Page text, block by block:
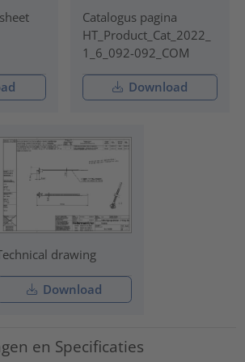
Catalogus pagina
HT_Product_Cat_2022_
1_6_092-092_COM
Download
drawing
Download
en Specificaties